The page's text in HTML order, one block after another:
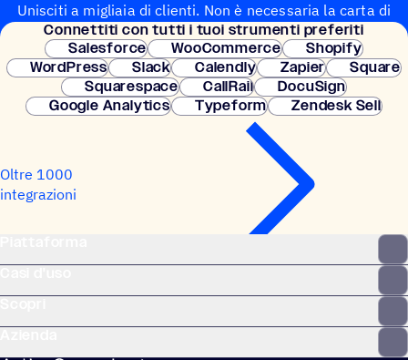
Unisciti a migliaia di clienti. Non è necessaria la carta di
credito. Configurazione istantanea.
Connet­titi con tutti i tuoi strumenti preferiti
Salesforce
WooCommerce
Shopify
WordPress
Slack Calendly Zapier
Square
Squarespace
CallRail
DocuSign
Google Analytics
Typeform Zendesk Sell
Oltre 1000
integrazioni